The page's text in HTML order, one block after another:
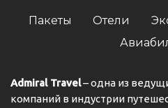
Пакеты Отели
Admiral Travel– одна из
компаний в индустрии